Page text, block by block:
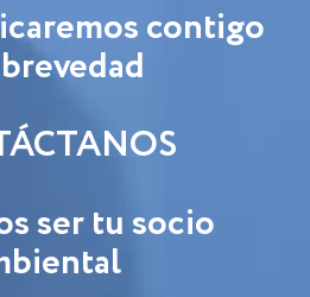
contigo
ser tu socio